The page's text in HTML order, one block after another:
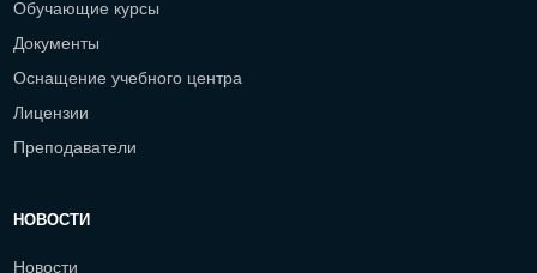
Обучающие курсы
Документы
Оснащение учебного центра
Лицензии
Преподаватели
НОВОСТИ
Новости